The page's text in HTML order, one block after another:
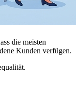
die meisten
Kunden verfügen.